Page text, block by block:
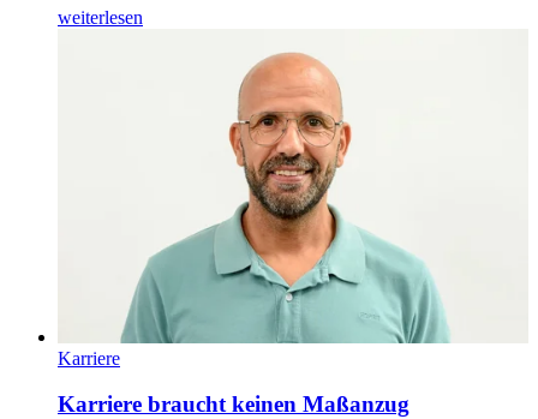
weiterlesen
Karriere
Karriere braucht keinen Maßanzug